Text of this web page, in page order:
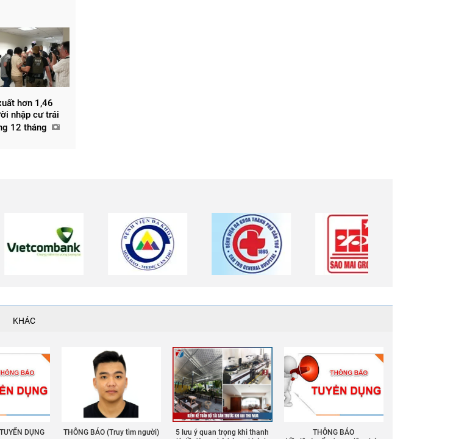
hơn 1,46
nhập cư trái
12 tháng
KHÁC
DỤNG THÔNG BÁO (Truy tìm người)
5 lưu ý quan trọng khi thanh
THÔNG BÁO